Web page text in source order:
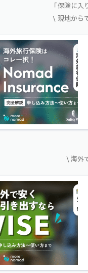
「保険に
\ 現地から
\ 海外